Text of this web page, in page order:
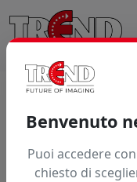
Articolo non
Benvenuto
Puoi accedere
chiesto di